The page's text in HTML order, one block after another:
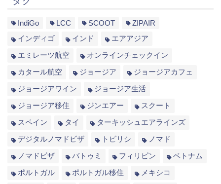
IndiGo LCC SCOOT
ZIPAIR
インディゴ
インド
エアアジア
エミレーツ航空
オンラインチェックイン
カタール航空
ジョージア
ジョージアカフェ
ジョージアワイン
ジョージア生活
ジョージア移住
ジンエアー
スクート
スペイン
タイ
ターキッシュエアラインズ
デジタルノマドビザ
トビリシ
ノマド
ノマドビザ
バトゥミ フィリピン
ベトナム
ポルトガル
ポルトガル移住
メキシコ